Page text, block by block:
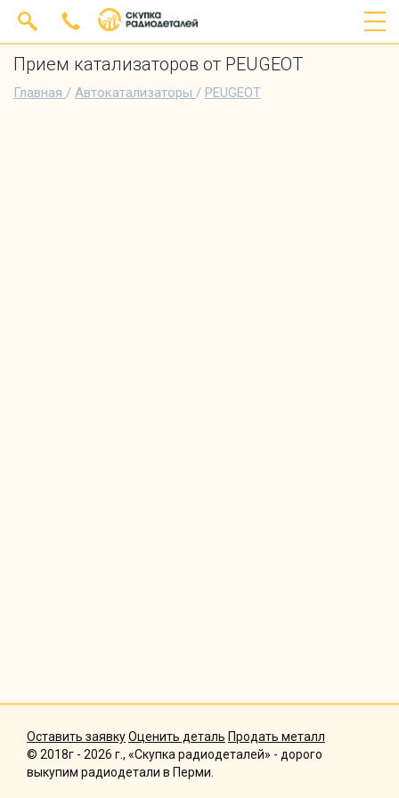
Прием катализаторов от PEUGEOT
Главная / Автокатализаторы / PEUGEOT
Оставить заявкуОценить деталь Продать металл
© 2018г - 2026 г., «Скупка радиодеталей» - дорого
выкупим радиодетали в Перми.